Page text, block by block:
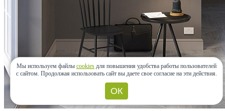
Мы используем файлы cookies для повышения удобства работы пользователей
с сайтом. Продолжая использовать сайт вы даете свое согласие на эти действия.
ОК